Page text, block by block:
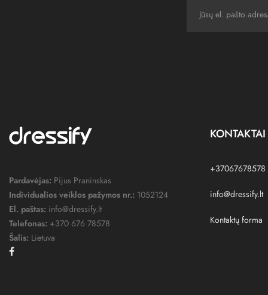
Pardavėjas: Pijus Praninskas
Individualios veiklos pažymos nr.: 1052124
El. paštas: info@dressify.lt
Telefonas: +370 676 78578
Šalis: Lietuva
KONTAKTAI
+37067678578
info@dressify.lt
Kontaktų forma